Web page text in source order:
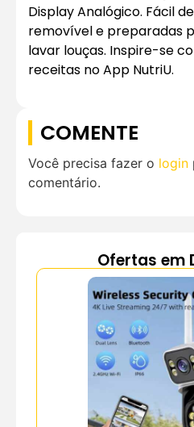
Display Analógico. Fácil
removível e preparadas
lavar louças. Inspire-se
receitas no App NutriU.
COMENTE
Você precisa fazer o login
comentário.
Ofertas em